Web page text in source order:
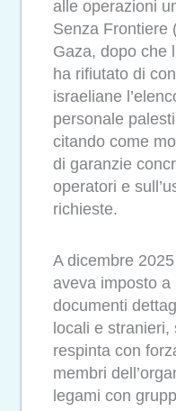
alle operazioni
Senza Frontiere
Gaza, dopo che
ha rifiutato di
israeliane
personale
citando come
di garanzie
operatori e
richieste.
A dicembre
aveva imposto
documenti
locali e
respinta con
membri
legami con